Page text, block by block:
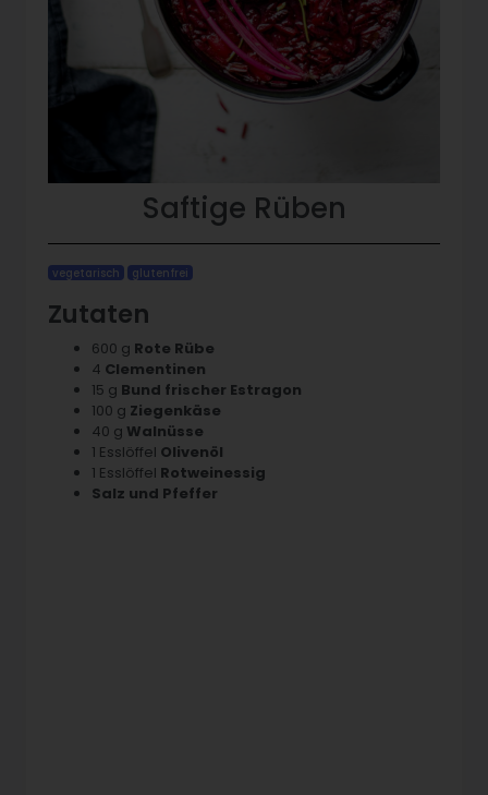
Saftige Rüben
vegetarisch glutenfrei
Zutaten
600 g Rote Rübe
4 Clementinen
15 g Bund frischer Estragon
100 g Ziegenkäse
40 g Walnüsse
1 Esslöffel Olivenöl
1 Esslöffel Rotweinessig
Salz und Pfeffer